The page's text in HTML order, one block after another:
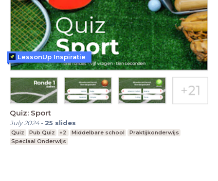
Quiz: Sport
July 2024- 25 slides
Quiz Pub Quiz +2 Middelbare school
Praktijkonderwijs
Speciaal Onderwijs
LessonUp Inspiratie